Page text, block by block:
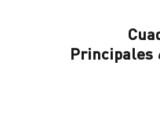
Principales